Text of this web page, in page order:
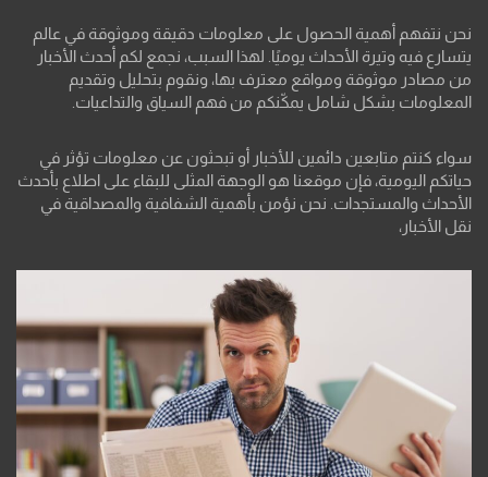
نحن نتفهم أهمية الحصول على معلومات دقيقة وموثوقة في عالم
يتسارع فيه وتيرة الأحداث يوميًا. لهذا السبب، نجمع لكم أحدث الأخبار
من مصادر موثوقة ومواقع معترف بها، ونقوم بتحليل وتقديم
المعلومات بشكل شامل يمكّنكم من فهم السياق والتداعيات.
سواء كنتم متابعين دائمين للأخبار أو تبحثون عن معلومات تؤثر في
حياتكم اليومية، فإن موقعنا هو الوجهة المثلى للبقاء على اطلاع بأحدث
الأحداث والمستجدات. نحن نؤمن بأهمية الشفافية والمصداقية في
نقل الأخبار،